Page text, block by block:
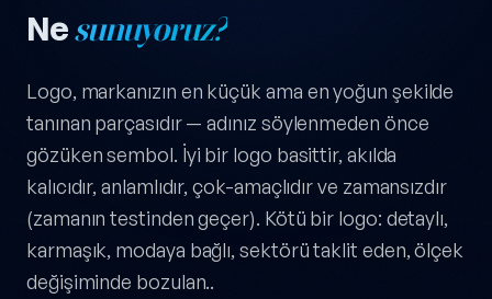
— HIZMET DETAYI
Ne sunuyoruz?
Logo, markanızın en küçük ama en yoğun şekilde
tanınan parçasıdır — adınız söylenmeden önce
gözüken sembol. İyi bir logo basittir, akılda
kalıcıdır, anlamlıdır, çok-amaçlıdır ve zamansızdır
(zamanın testinden geçer). Kötü bir logo: detaylı,